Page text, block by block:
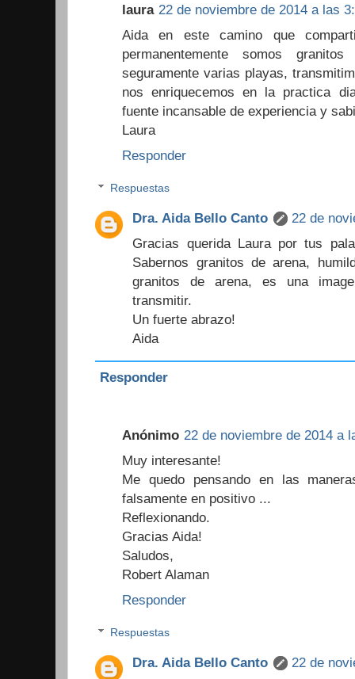
laura 22 de noviembre de 2014 a las
Aida en este camino que
permanentemente somos
seguramente varias playas,
nos enriquecemos en la practica
fuente incansable de experiencia y
Laura
Responder
Respuestas
Dra. Aida Bello Canto
22 de
Gracias querida Laura por tus
Sabernos granitos de arena,
granitos de arena, es una
transmitir.
Un fuerte abrazo!
Aida
Responder
Anónimo 22 de noviembre de 2014 a
Muy interesante!
Me quedo pensando en las
falsamente en positivo ...
Reflexionando.
Gracias Aida!
Saludos,
Robert Alaman
Responder
Respuestas
Dra. Aida Bello Canto
22 de